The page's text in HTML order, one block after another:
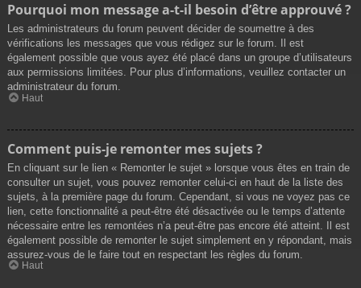
Pourquoi mon message a-t-il besoin d’être approuvé ?
Les administrateurs du forum peuvent décider de soumettre à des
vérifications les messages que vous rédigez sur le forum. Il est
également possible que vous ayez été placé dans un groupe d’utilisateurs
aux permissions limitées. Pour plus d’informations, veuillez contacter un
administrateur du forum.
Haut
Comment puis-je remonter mes sujets ?
En cliquant sur le lien « Remonter le sujet » lorsque vous êtes en train de
consulter un sujet, vous pouvez remonter celui-ci en haut de la liste des
sujets, à la première page du forum. Cependant, si vous ne voyez pas ce
lien, cette fonctionnalité a peut-être été désactivée ou le temps d’attente
nécessaire entre les remontées n’a peut-être pas encore été atteint. Il est
également possible de remonter le sujet simplement en y répondant, mais
assurez-vous de le faire tout en respectant les règles du forum.
Haut